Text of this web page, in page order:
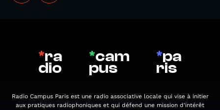
*ra
dio
*cam
pus
*pa
ris
Radio Campus Paris est une radio associative locale qui vise à initier
aux pratiques radiophoniques et qui défend une mission d'intérêt